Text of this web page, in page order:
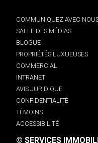
COMMUNIQUEZ AVEC
SALLE DES MÉDIAS
BLOGUE
PROPRIÉTÉS LUXUEUSES
COMMERCIAL
INTRANET
AVIS JURIDIQUE
CONFIDENTIALITÉ
TÉMOINS
ACCESSIBILITÉ
© SERVICES